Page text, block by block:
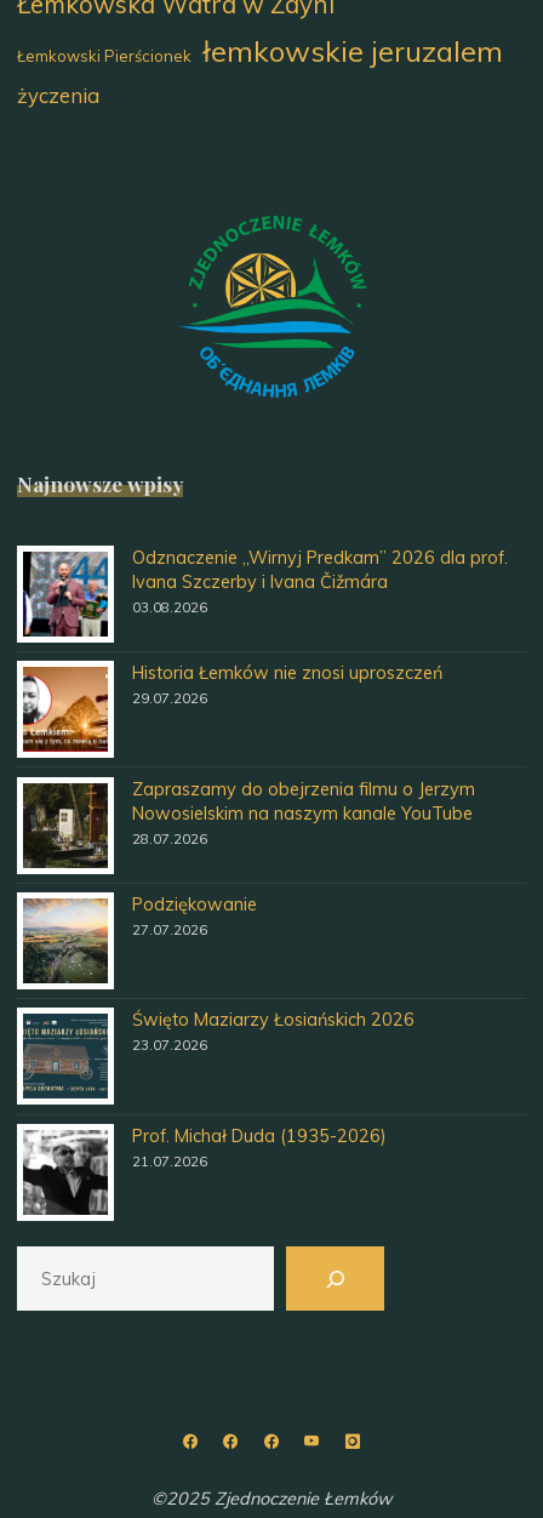
Łemkowski Pierścionek łemkowskie jeruzalem
życzenia
Najnowsze wpisy
Odznaczenie „Wirnyj Predkam” 2026 dla prof.
Ivana Szczerby i Ivana Čižmára
03.08.2026
Historia Łemków nie znosi uproszczeń
29.07.2026
Zapraszamy do obejrzenia filmu o Jerzym
Nowosielskim na naszym kanale YouTube
28.07.2026
Podziękowanie
27.07.2026
Święto Maziarzy Łosiańskich 2026
23.07.2026
Prof. Michał Duda (1935-2026)
21.07.2026
©2025 Zjednoczenie Łemków